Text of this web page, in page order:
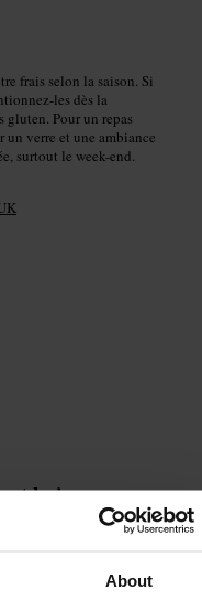
About
frais selon la saison. Si
les dès la
gluten. Pour un repas
verre et une ambiance
surtout le week-end.
et boissons
informelle.”